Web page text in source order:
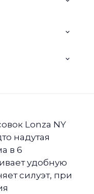
Lonza NY
надутая
в 6
удобную
силуэт, при